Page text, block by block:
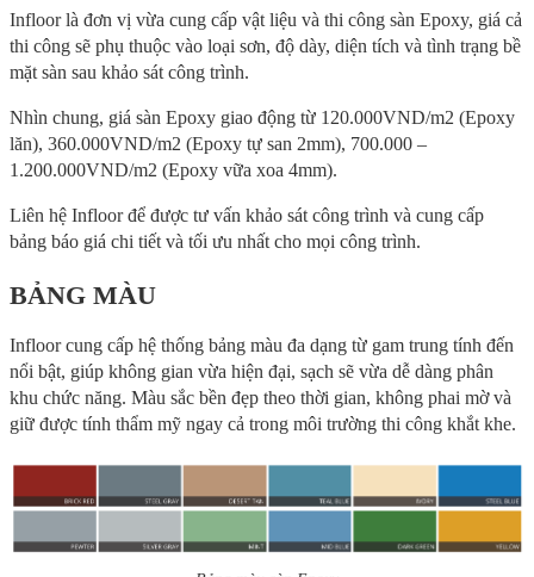
Infloor là đơn vị vừa cung cấp vật liệu và thi công sàn Epoxy, giá cả
thi công sẽ phụ thuộc vào loại sơn, độ dày, diện tích và tình trạng bề
mặt sàn sau khảo sát công trình.
Nhìn chung, giá sàn Epoxy giao động từ 120.000VND/m2 (Epoxy
lăn), 360.000VND/m2 (Epoxy tự san 2mm), 700.000 –
1.200.000VND/m2 (Epoxy vữa xoa 4mm).
Liên hệ Infloor để được tư vấn khảo sát công trình và cung cấp
bảng báo giá chi tiết và tối ưu nhất cho mọi công trình.
BẢNG MÀU
Infloor cung cấp hệ thống bảng màu đa dạng từ gam trung tính đến
nổi bật, giúp không gian vừa hiện đại, sạch sẽ vừa dễ dàng phân
khu chức năng. Màu sắc bền đẹp theo thời gian, không phai mờ và
giữ được tính thẩm mỹ ngay cả trong môi trường thi công khắt khe.